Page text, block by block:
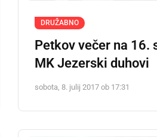
DRUŽABNO
Petkov večer na 16.
MK Jezerski duhovi
sobota, 8. julij 2017 ob 17:31